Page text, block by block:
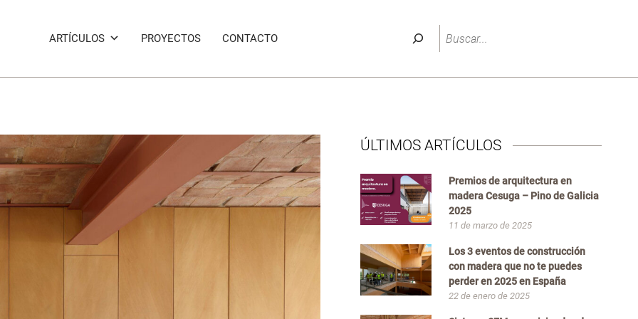
ARTÍCULOS PROYECTOS CONTACTO Buscar
ÚLTIMOS ARTÍCULOS
Premios de arquitectura en
madera Cesuga – Pino de Galicia
2025
11 de marzo de 2025
Los 3 eventos de construcción
con madera que no te puedes
perder en 2025 en España
22 de enero de 2025